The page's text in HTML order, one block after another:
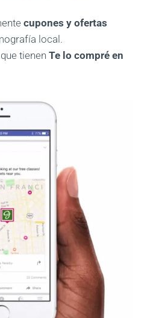
cupones y ofertas
local.
tienen Te lo compré en